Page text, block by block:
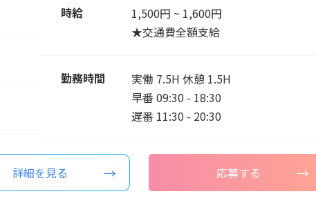
時給
1,500円 ~ 1,600円
★交通費全額支給
勤務時間
実働 7.5H 休憩 1.5H
早番 09:30 - 18:30
遅番 11:30 - 20:30
詳細を見る 応募する